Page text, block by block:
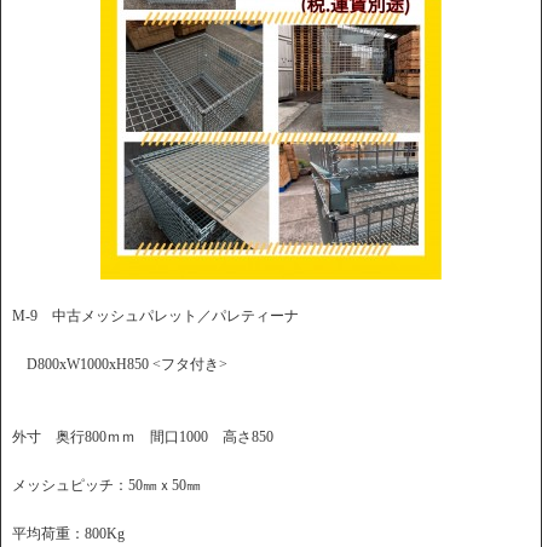
M-9 中古メッシュパレット／パレティーナ
D800xW1000xH850 <フタ付き>
外寸 奥行800ｍｍ 間口1000 高さ850
メッシュピッチ：50㎜ｘ50㎜
平均荷重：800Kg